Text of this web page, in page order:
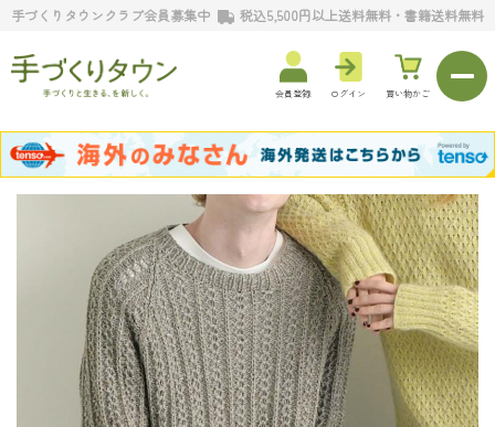
手づくりタウンクラブ会員募集中 税込5,500円以上送料無料・書籍送料無料
会員登録 ログイン 買い物かご